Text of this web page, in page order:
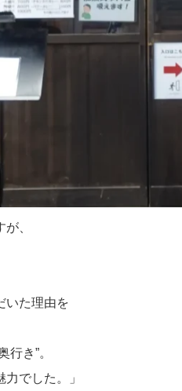
、
いた理由を
き”。
でした。」